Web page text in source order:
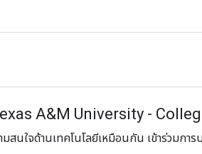
A&M University -
นใจด้านเทคโนโลยีเหมือนกัน เข้าร่วมกา